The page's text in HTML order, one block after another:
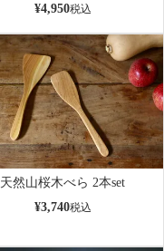
¥4,950税込
天然山桜木べら 2本set
¥3,740税込